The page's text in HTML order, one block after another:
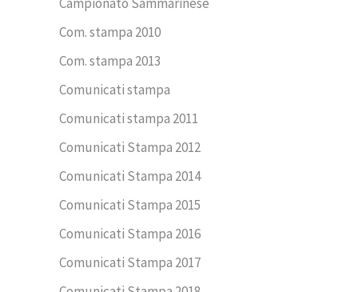
Com. stampa 2010
Com. stampa 2013
Comunicati stampa
Comunicati stampa 2011
Comunicati Stampa 2012
Comunicati Stampa 2014
Comunicati Stampa 2015
Comunicati Stampa 2016
Comunicati Stampa 2017